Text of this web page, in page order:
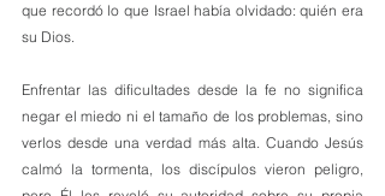
que recordó lo que Israel había olvidado: quién era
su Dios.
Enfrentar las dificultades desde la fe no significa
negar el miedo ni el tamaño de los problemas, sino
verlos desde una verdad más alta. Cuando Jesús
calmó la tormenta, los discípulos vieron peligro,